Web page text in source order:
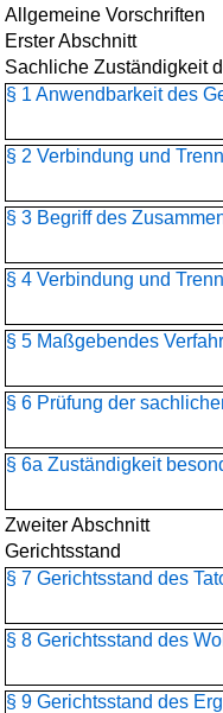
Allgemeine Vorschriften
Erster Abschnitt
Sachliche Zuständigkeit
§ 1 Anwendbarkeit des
§ 2 Verbindung und
§ 3 Begriff des
§ 4 Verbindung und
§ 5 Maßgebendes
§ 6 Prüfung der
§ 6a Zuständigkeit
Zweiter Abschnitt
Gerichtsstand
§ 7 Gerichtsstand des
§ 8 Gerichtsstand des
§ 9 Gerichtsstand des